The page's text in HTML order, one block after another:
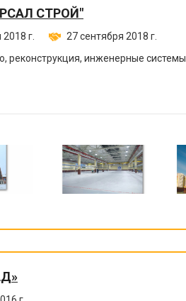
СТРОЙ"
г.
27 сентября 2018 г.
реконструкция, инженерные системы